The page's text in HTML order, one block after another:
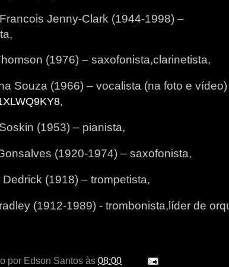
Jenny-Clark (1944-1998) –
(1976) – saxofonista,clarinetista,
Souza (1966) – vocalista (na foto e vídeo)
,
(1953) – pianista,
(1920-1974) – saxofonista,
Dedrick (1918) – trompetista,
(1912-1989) - trombonista,líder de
por Edson Santos às 08:00